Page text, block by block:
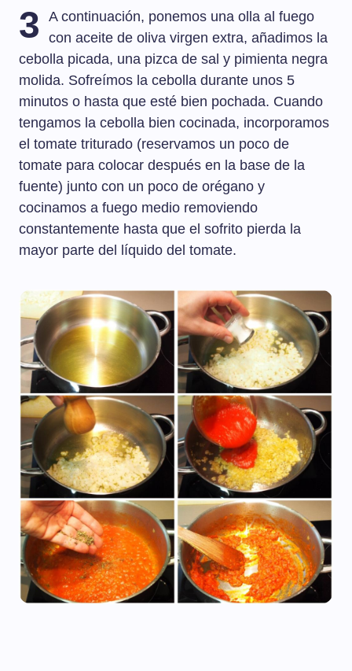
3
A continuación, ponemos una olla al fuego
con aceite de oliva virgen extra, añadimos la
cebolla picada, una pizca de sal y pimienta negra
molida. Sofreímos la cebolla durante unos 5
minutos o hasta que esté bien pochada. Cuando
tengamos la cebolla bien cocinada, incorporamos
el tomate triturado (reservamos un poco de
tomate para colocar después en la base de la
fuente) junto con un poco de orégano y
cocinamos a fuego medio removiendo
constantemente hasta que el sofrito pierda la
mayor parte del líquido del tomate.